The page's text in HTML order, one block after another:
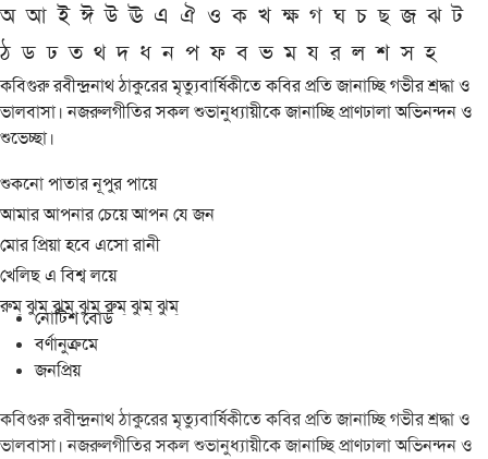
অ আ ই ঈ উ ঊ এ ঐ ও ক খ ক্ষ গ ঘ চ ছ জ ঝ ট
ঠ ড ঢ ত থ দ ধ ন প ফ ব ভ ম য র ল শ স হ
কবিগুরু রবীন্দ্রনাথ ঠাকুরের মৃত্যুবার্ষিকীতে কবির প্রতি জানাচ্ছি গভীর শ্রদ্ধা ও
ভালবাসা। নজরুলগীতির সকল শুভানুধ্যায়ীকে জানাচ্ছি প্রাণঢালা অভিনন্দন ও
শুভেচ্ছা।
শুকনো পাতার নূপুর পায়ে
আমার আপনার চেয়ে আপন যে জন
মোর প্রিয়া হবে এসো রানী
খেলিছ এ বিশ্ব লয়ে
রুম্ ঝুম্ ঝুম্ ঝুম্ রুম্ ঝুম্ ঝুম্
নোটিশ বোর্ড
বর্ণানুক্রমে
জনপ্রিয়
কবিগুরু রবীন্দ্রনাথ ঠাকুরের মৃত্যুবার্ষিকীতে কবির প্রতি জানাচ্ছি গভীর শ্রদ্ধা ও
ভালবাসা। নজরুলগীতির সকল শুভানুধ্যায়ীকে জানাচ্ছি প্রাণঢালা অভিনন্দন ও